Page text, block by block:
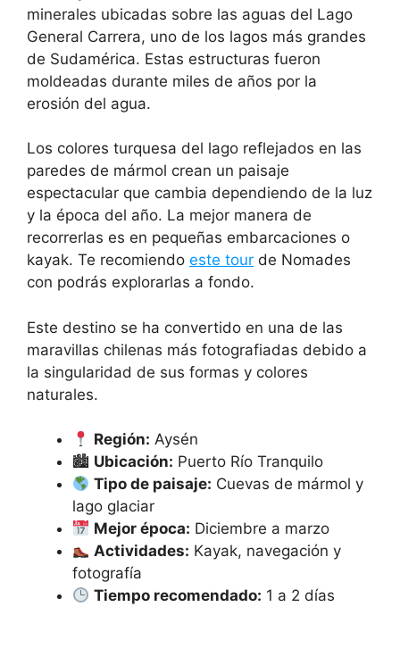
minerales ubicadas sobre las aguas del Lago
General Carrera, uno de los lagos más grandes
de Sudamérica. Estas estructuras fueron
moldeadas durante miles de años por la
erosión del agua.
Los colores turquesa del lago reflejados en las
paredes de mármol crean un paisaje
espectacular que cambia dependiendo de la luz
y la época del año. La mejor manera de
recorrerlas es en pequeñas embarcaciones o
kayak. Te recomiendo este tour de Nomades
con podrás explorarlas a fondo.
Este destino se ha convertido en una de las
maravillas chilenas más fotografiadas debido a
la singularidad de sus formas y colores
naturales.
Región: Aysén
🏙 Ubicación: Puerto Río Tranquilo
Tipo de paisaje: Cuevas de mármol y
lago glaciar
Mejor época: Diciembre a marzo
Actividades: Kayak, navegación y
fotografía
Tiempo recomendado: 1 a 2 días